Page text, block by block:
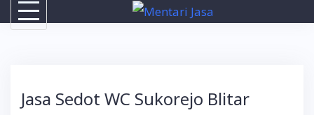
Skip
Jasa Sedot WC Sukorejo Blitar